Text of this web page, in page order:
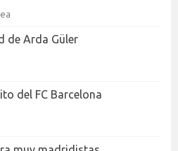
de Arda Güler
del FC Barcelona